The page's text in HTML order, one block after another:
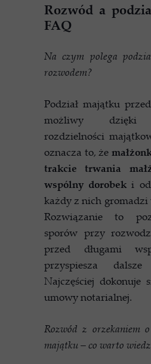
Rozwód a
FAQ
Na czym polega
rozwodem?
Podział majątku
możliwy dzięki
rozdzielności
oznacza to, że
trakcie trwania
wspólny dorobek i
każdy z nich gromadzi
Rozwiązanie to
sporów przy
przed długami
przyspiesza dalsze
Najczęściej dokonuje
umowy notarialnej.
Rozwód z orzekaniem
majątku – co warto